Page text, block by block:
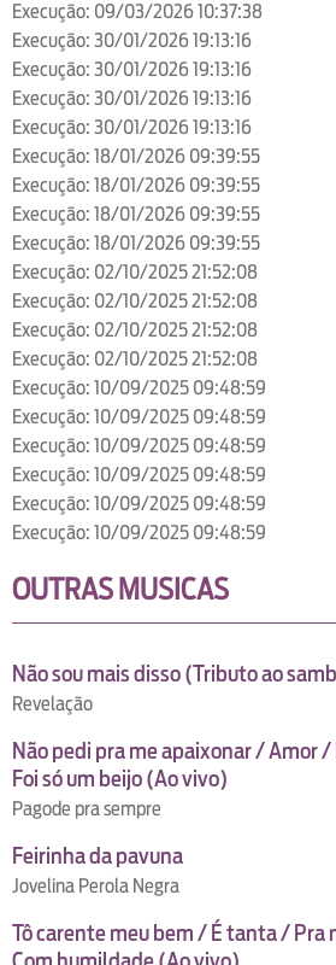
Execução: 09/03/2026 10:37:38
Execução: 30/01/2026 19:13:16
Execução: 30/01/2026 19:13:16
Execução: 30/01/2026 19:13:16
Execução: 30/01/2026 19:13:16
Execução: 18/01/2026 09:39:55
Execução: 18/01/2026 09:39:55
Execução: 18/01/2026 09:39:55
Execução: 18/01/2026 09:39:55
Execução: 02/10/2025 21:52:08
Execução: 02/10/2025 21:52:08
Execução: 02/10/2025 21:52:08
Execução: 02/10/2025 21:52:08
Execução: 10/09/2025 09:48:59
Execução: 10/09/2025 09:48:59
Execução: 10/09/2025 09:48:59
Execução: 10/09/2025 09:48:59
Execução: 10/09/2025 09:48:59
Execução: 10/09/2025 09:48:59
OUTRAS MUSICAS
Não sou mais disso (Tributo ao
Revelação
Não pedi pra me apaixonar / Amor
Foi só um beijo (Ao vivo)
Pagode pra sempre
Feirinha da pavuna
Jovelina Perola Negra
Tô carente meu bem / É tanta / Pra